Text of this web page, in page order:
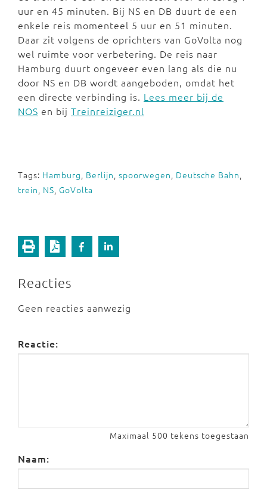
uur en 45 minuten. Bij NS en DB duurt de een
enkele reis momenteel 5 uur en 51 minuten.
Daar zit volgens de oprichters van GoVolta nog
wel ruimte voor verbetering. De reis naar
Hamburg duurt ongeveer even lang als die nu
door NS en DB wordt aangeboden, omdat het
een directe verbinding is. Lees meer bij de
NOS en bij Treinreiziger.nl
Tags: Hamburg, Berlijn, spoorwegen, Deutsche Bahn,
trein, NS, GoVolta
Reacties
Geen reacties aanwezig
Reactie:
Maximaal 500 tekens toegestaan
Naam: